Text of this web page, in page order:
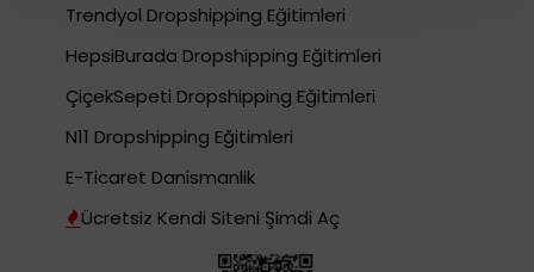
Trendyol Dropshipping Eğitimleri
HepsiBurada Dropshipping Eğitimleri
ÇiçekSepeti Dropshipping Eğitimleri
N11 Dropshipping Eğitimleri
E-Ticaret Danismanlik
Ücretsiz Kendi Siteni Şimdi Aç